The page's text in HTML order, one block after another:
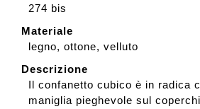
English
274 bis
Materiale
legno, ottone, velluto
Descrizione
Il confanetto cubico è in radica
maniglia pieghevole sul